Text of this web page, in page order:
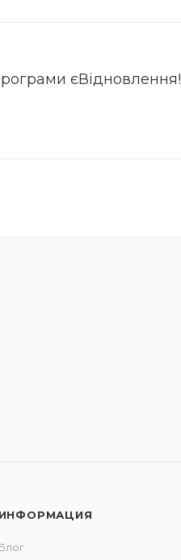
єВідновлення!
ИНФОРМАЦИЯ
Блог